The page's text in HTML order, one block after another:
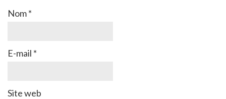
Nom*
E-mail *
Site web